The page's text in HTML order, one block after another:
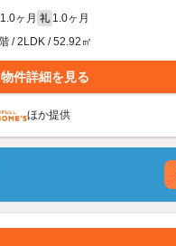
1.0ヶ月 礼 1.0ヶ月
/ 2LDK / 52.92㎡
物件詳細を見る
ほか提供